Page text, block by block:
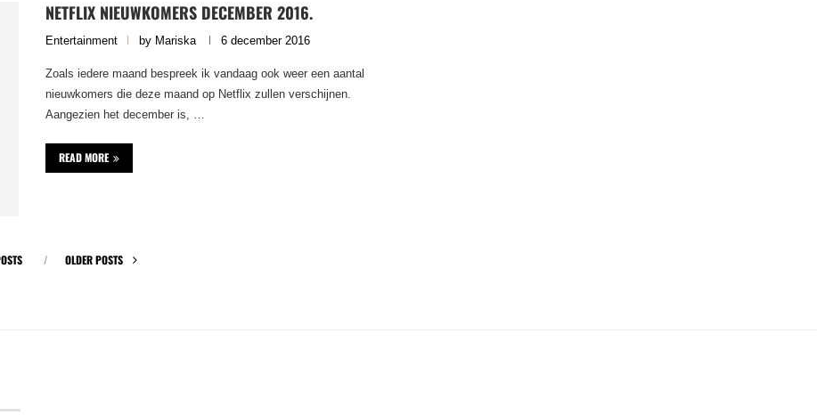
NETFLIX NIEUWKOMERS DECEMBER 2016.
Entertainment by Mariska 6 december 2016
Zoals iedere maand bespreek ik vandaag ook weer een aantal
nieuwkomers die deze maand op Netflix zullen verschijnen.
Aangezien het december is, …
READ MORE
OLDER POSTS